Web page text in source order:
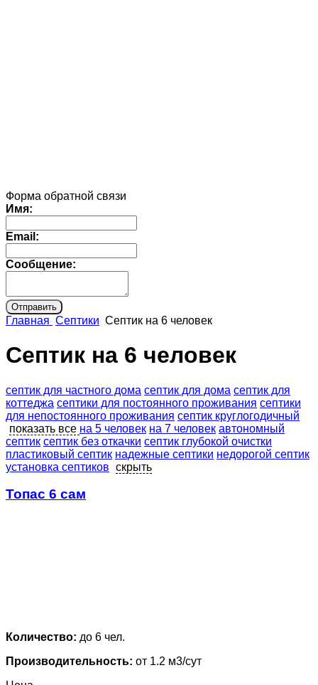
Форма обратной связи
Имя:
Email:
Сообщение:
Главная Септики Септик на 6 человек
Cептик на 6 человек
септик для частного дома септик для дома септик для
коттеджа септики для постоянного проживания септики
для непостоянного проживания септик круглогодичный
показать все на 5 человек на 7 человек автономный
септик септик без откачки септик глубокой очистки
пластиковый септик надежные септики недорогой септик
установка септиков скрыть
Топас 6 сам
Количество: до 6 чел.
Производительность: от 1.2 м3/сут